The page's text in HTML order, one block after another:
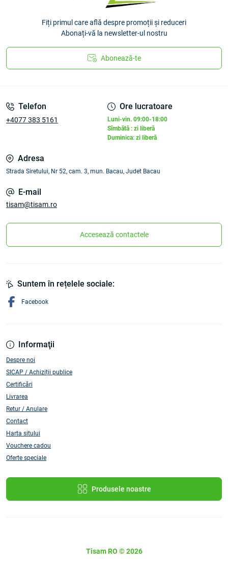
Fiți primul care află despre promoții și reduceri
Abonați-vă la newsletter-ul nostru
Abonează-te
Telefon
+4077 383 5161
Ore lucratoare
Luni-vin. 09:00-18:00
Sîmbătă : zi liberă
Duminica: zi liberă
Adresa
Strada Siretului, Nr 52, cam. 3, mun. Bacau, Judet Bacau
E-mail
tisam@tisam.ro
Accesează contactele
Informaţii
Despre noi
SICAP / Achiziții publice
Certificări
Livrarea
Retur / Anulare
Contact
Harta sitului
Vouchere cadou
Oferte speciale
Produsele noastre
Suntem în rețelele sociale:
Facebook
Tisam RO © 2026